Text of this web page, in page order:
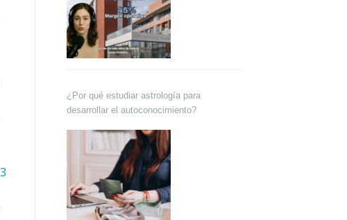
¿Por qué estudiar astrología para
desarrollar el autoconocimiento?